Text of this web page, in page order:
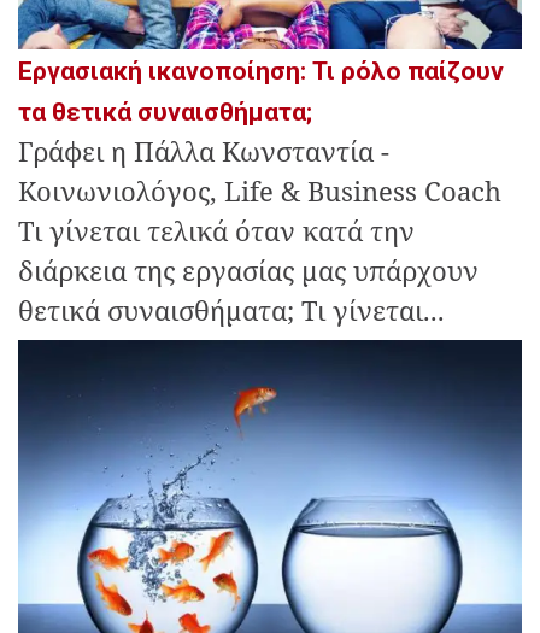
Εργασιακή ικανοποίηση: Τι ρόλο παίζουν
τα θετικά συναισθήματα;
Γράφει η Πάλλα Κωνσταντία -
Κοινωνιολόγος, Life & Βusiness Coach
Τι γίνεται τελικά όταν κατά την
διάρκεια της εργασίας μας υπάρχουν
θετικά συναισθήματα; Τι γίνεται...